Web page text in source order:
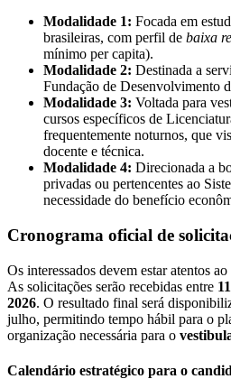
Modalidade 1: Focada em
brasileiras, com perfil de baixa
mínimo per capita).
Modalidade 2: Destinada a
Fundação de Desenvolvimento
Modalidade 3: Voltada para
cursos específicos de
frequentemente noturnos, que
docente e técnica.
Modalidade 4: Direcionada a
privadas ou pertencentes ao
necessidade do benefício
Cronograma oficial de
Os interessados devem estar atentos
As solicitações serão recebidas entre
2026. O resultado final será
julho, permitindo tempo hábil para o
organização necessária para o
Calendário estratégico para o